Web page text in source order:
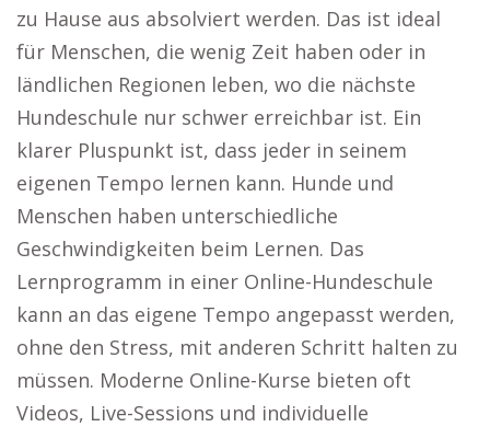
zu Hause aus absolviert werden. Das ist ideal
für Menschen, die wenig Zeit haben oder in
ländlichen Regionen leben, wo die nächste
Hundeschule nur schwer erreichbar ist. Ein
klarer Pluspunkt ist, dass jeder in seinem
eigenen Tempo lernen kann. Hunde und
Menschen haben unterschiedliche
Geschwindigkeiten beim Lernen. Das
Lernprogramm in einer Online-Hundeschule
kann an das eigene Tempo angepasst werden,
ohne den Stress, mit anderen Schritt halten zu
müssen. Moderne Online-Kurse bieten oft
Videos, Live-Sessions und individuelle